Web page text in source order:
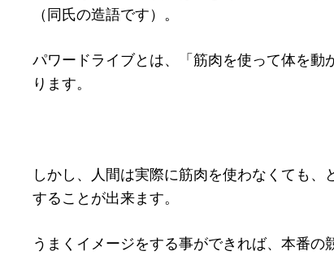
（同氏の造語です）。
パワードライブとは、「筋肉を使って体を
ります。
しかし、人間は実際に筋肉を使わなくても
することが出来ます。
うまくイメージをする事ができれば、本番の